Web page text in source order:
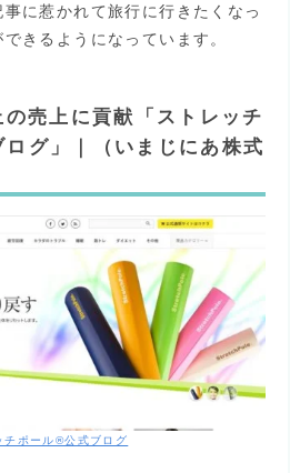
に惹かれて旅行に行きたくなっ
きるようになっています。
売上に貢献「ストレッチ
グ」｜（いまじにあ株式
チポール®公式ブログ